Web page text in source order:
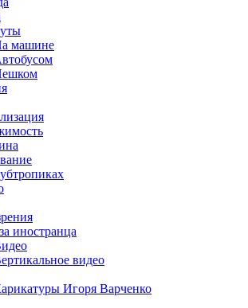
машине
иностранца
видео
Игоря Варченко